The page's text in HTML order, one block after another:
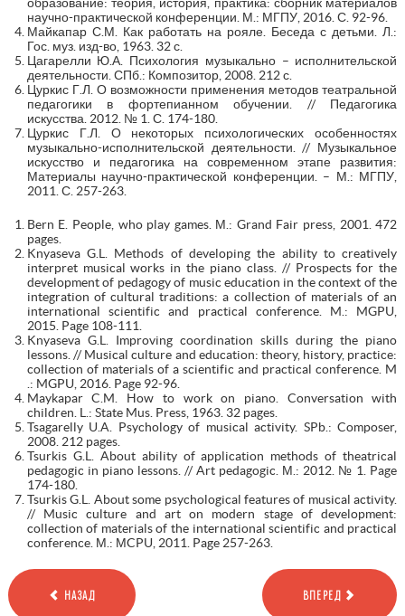
научно-практической конференции. М.: МГПУ, 2016. С. 92-96.
Майкапар С.М. Как работать на рояле. Беседа с детьми. Л.:
Гос. муз. изд-во, 1963. 32 с.
Цагарелли Ю.А. Психология музыкально – исполнительской
деятельности. СПб.: Композитор, 2008. 212 с.
Цуркис Г.Л. О возможности применения методов театральной
педагогики в фортепианном обучении. // Педагогика
искусства. 2012. № 1. С. 174-180.
Цуркис Г.Л. О некоторых психологических особенностях
музыкально-исполнительской деятельности. // Музыкальное
искусство и педагогика на современном этапе развития:
Материалы научно-практической конференции. – М.: МГПУ,
2011. С. 257-263.
Bern E. People, who play games. М.: Grand Fair press, 2001. 472
pages.
Knyaseva G.L. Methods of developing the ability to creatively
interpret musical works in the piano class. // Prospects for the
development of pedagogy of music education in the context of the
integration of cultural traditions: a collection of materials of an
international scientific and practical conference. M.: MGPU,
2015. Page 108-111.
Knyaseva G.L. Improving coordination skills during the piano
lessons. // Musical culture and education: theory, history, practice:
collection of materials of a scientific and practical conference. M
.: MGPU, 2016. Page 92-96.
Maykapar C.M. How to work on piano. Conversation with
children. L.: State Mus. Press, 1963. 32 pages.
Tsagarelly U.A. Psychology of musical activity. SPb.: Composer,
2008. 212 pages.
Tsurkis G.L. About ability of application methods of theatrical
pedagogic in piano lessons. // Art pedagogic. М.: 2012. № 1. Page
174-180.
Tsurkis G.L. About some psychological features of musical activity.
// Music culture and art on modern stage of development:
collection of materials of the international scientific and practical
conference. М.: МCPU, 2011. Page 257-263.
НАЗАД ВПЕРЕД